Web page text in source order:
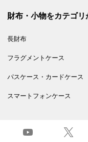
財布・小物をカテゴ
長財布
フラグメントケース
パスケース・カードケース
スマートフォンケース